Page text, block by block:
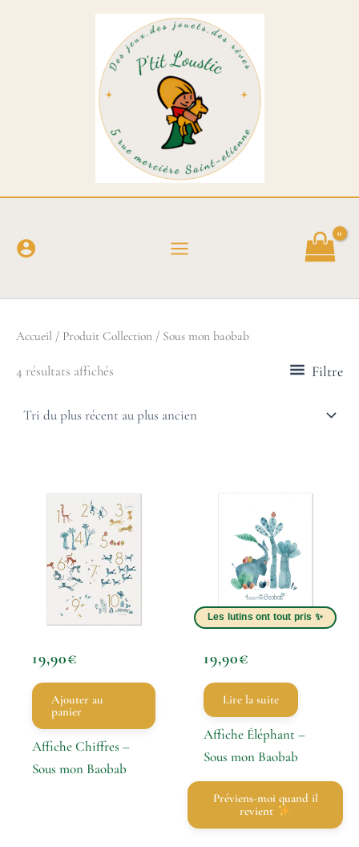
Accueil / Produit Collection / Sous mon baobab
4 résultats affichés
plus
récent
au
plus
Filtre
19,90€
Ajouter au
panier
Affiche Chiffres –
Sous mon Baobab
19,90€
Lire la suite
Affiche Éléphant –
Sous mon Baobab
Préviens-moi quand il
revient